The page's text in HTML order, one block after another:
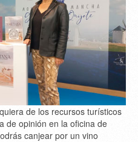
de los recursos turísticos
de opinión en la oficina de
canjear por un vino